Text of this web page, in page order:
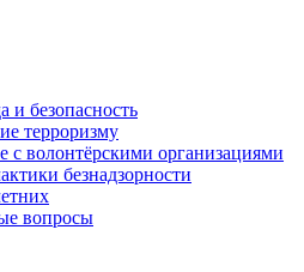
и безопасность
терроризму
с волонтёрскими организациями
безнадзорности
вопросы